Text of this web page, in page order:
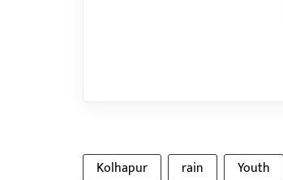
Kolhapur rain Youth